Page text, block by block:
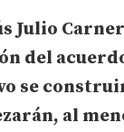
Julio
del
se
al